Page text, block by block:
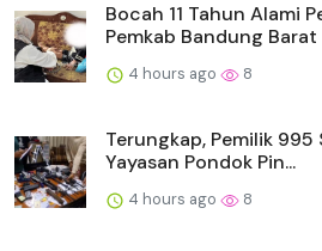
Bocah 11 Tahun Alami
Pemkab Bandung Barat
4 hours ago 8
Terungkap, Pemilik 995
Yayasan Pondok Pin...
4 hours ago 8